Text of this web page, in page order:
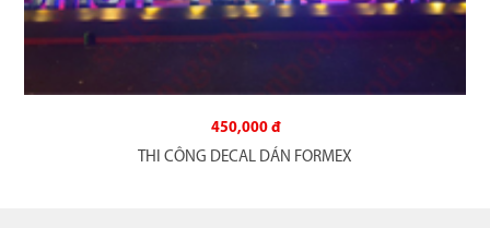
450,000 đ
THI CÔNG DECAL DÁN FORMEX